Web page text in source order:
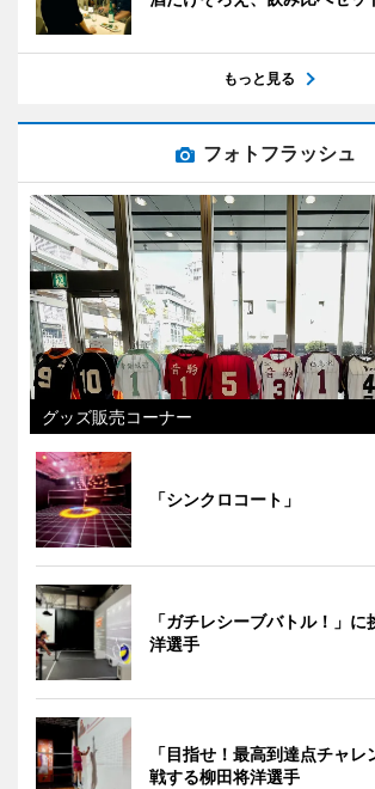
もっと見る
フォトフラッシュ
グッズ販売コーナー
「シンクロコート」
「ガチレシーブバトル！」
洋選手
「目指せ！最高到達点チャ
戦する柳田将洋選手